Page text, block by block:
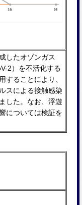
したオゾンガス
2）を不活化する
することにより、
スによる接触感染
した。なお、浮遊
については検証を